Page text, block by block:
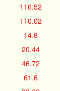
116.52
110.02
14.8
20.44
46.72
61.6